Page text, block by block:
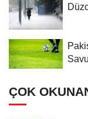
ÇOK